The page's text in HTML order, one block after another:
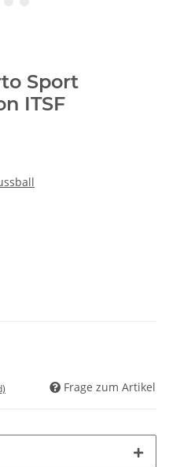
Sport
ITSF
Frage zum Artikel